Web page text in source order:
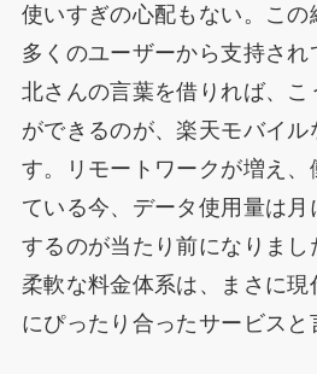
使いすぎの心配もない。この
多くのユーザーから支持さ
北さんの言葉を借りれば、
ができるのが、楽天モバイ
す。リモートワークが増え、
ている今、データ使用量は
するのが当たり前になりま
柔軟な料金体系は、まさに
にぴったり合ったサービスと